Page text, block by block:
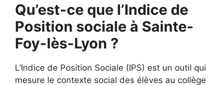
Qu’est-ce que l’Indice de
Position sociale à Sainte-
Foy-lès-Lyon ?
L’Indice de Position Sociale (IPS) est un outil qui
mesure le contexte social des élèves au collège